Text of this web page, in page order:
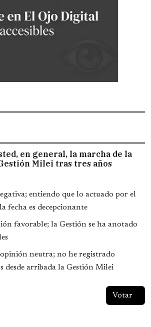
en general, la marcha de la
Milei tras tres años
entiendo que lo actuado por el
fecha es decepcionante
favorable; la Gestión se ha anotado
neutra; no he registrado
desde arribada la Gestión Milei